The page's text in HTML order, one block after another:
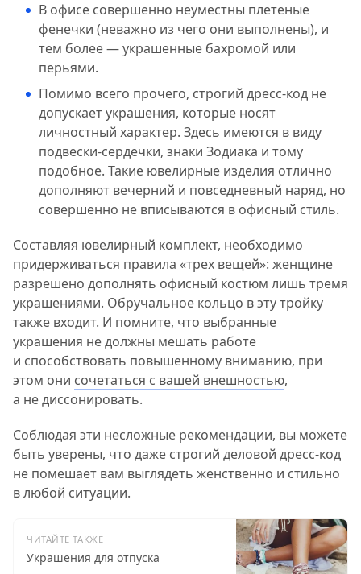
В офисе совершенно неуместны плетеные
фенечки (неважно из чего они выполнены), и
тем более — украшенные бахромой или
перьями.
Помимо всего прочего, строгий дресс-код не
допускает украшения, которые носят
личностный характер. Здесь имеются в виду
подвески-сердечки, знаки Зодиака и тому
подобное. Такие ювелирные изделия отлично
дополняют вечерний и повседневный наряд, но
совершенно не вписываются в офисный стиль.
Составляя ювелирный комплект, необходимо
придерживаться правила «трех вещей»: женщине
разрешено дополнять офисный костюм лишь тремя
украшениями. Обручальное кольцо в эту тройку
также входит. И помните, что выбранные
украшения не должны мешать работе
и способствовать повышенному вниманию, при
этом они сочетаться с вашей внешностью,
а не диссонировать.
Соблюдая эти несложные рекомендации, вы можете
быть уверены, что даже строгий деловой дресс-код
не помешает вам выглядеть женственно и стильно
в любой ситуации.
ЧИТАЙТЕ ТАКЖЕ
Украшения для отпуска